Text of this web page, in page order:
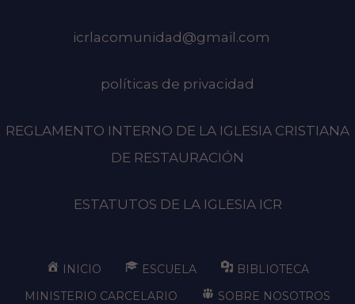
icrlacomunidad@gmail.com
políticas de privacidad
REGLAMENTO INTERNO DE LA IGLESIA CRISTIANA
DE RESTAURACIÓN
ESTATUTOS DE LA IGLESIA ICR
INICIO ESCUELA
BIBLIOTECA
MINISTERIO CARCELARIO
SOBRE NOSOTROS